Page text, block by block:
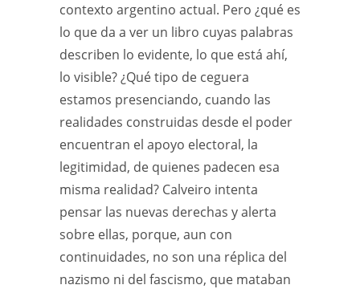
contexto argentino actual. Pero ¿qué es
lo que da a ver un libro cuyas palabras
describen lo evidente, lo que está ahí,
lo visible? ¿Qué tipo de ceguera
estamos presenciando, cuando las
realidades construidas desde el poder
encuentran el apoyo electoral, la
legitimidad, de quienes padecen esa
misma realidad? Calveiro intenta
pensar las nuevas derechas y alerta
sobre ellas, porque, aun con
continuidades, no son una réplica del
nazismo ni del fascismo, que mataban